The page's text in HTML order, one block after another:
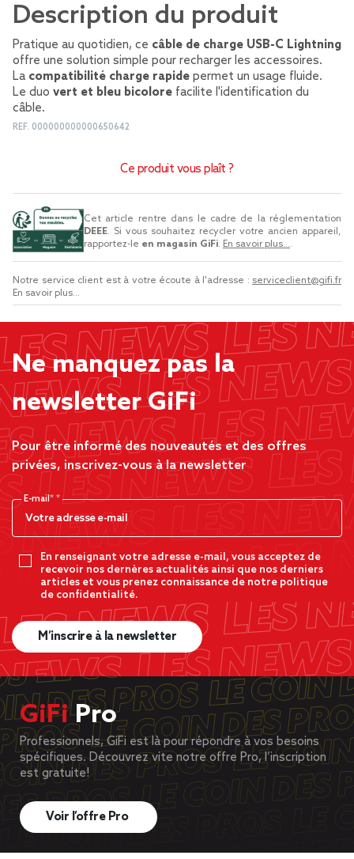
Description du produit
Pratique au quotidien, ce câble de charge USB-C Lightning
offre une solution simple pour recharger les accessoires.
La compatibilité charge rapide permet un usage fluide.
Le duo vert et bleu bicolore facilite l'identification du
câble.
REF. 000000000000650642
Ce produit vous plaît ?
Cet article rentre dans le cadre de la réglementation
DEEE. Si vous souhaitez recycler votre ancien appareil,
rapportez-le en magasin GiFi. En savoir plus....
Notre service client est à votre écoute à l'adresse : serviceclient@gifi.fr
En savoir plus...
Ne manquez pas la
newsletter GiFi
Pour être informé des nouveautés et des offres
privées, inscrivez-vous à la newsletter
E-mail*
En renseignant votre adresse e-mail, vous acceptez de
recevoir nos dernères actualités ainsi que nos derniers
articles et vous prenez connaissance de notre politique
de confidentialité.
M’inscrire à la newsletter
GiFiPro
Professionnels, GiFi est là pour répondre à vos besoins
spécifiques. Découvrez vite notre offre Pro, l’inscription
est gratuite!
Voir l’offre Pro